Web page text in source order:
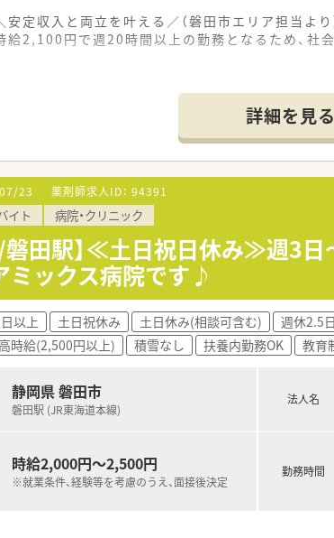
安定収入と両立を叶える／（磐田市エリア担当より
給2,100円で週20時間以上の勤務となるため、社
■静岡県磐田市に位置し、磐田駅から車で9分ほど
■近隣のクリニックから眼科の処方箋をメインに応
■1日の処方箋応需枚数は40枚から50枚程度と落ち
勤務実態について】
曜日と土曜日は午前のみの開局となっており、
業時間は月火水金の18時までとなっており、閉
店舗の営業時間に準じたシフト勤務となり、週
やりがい/おすすめポイント】
域にお住まいの患者様と深く関わりながら、健
給2,100円と高水準であり、週20時間以上働く
タッフ増員によるゆとりのある人員体制のなか
詳細を見る
23 薬剤師求人ID： 94391
イト 病院・クリニック
/磐田駅】≪土日祝日休み≫週3
ミックス病院です♪
以上 土日祝休み 土日休み(相談可含む) 週休2.5
高時給(2,500円以上) 積雪なし 扶養内勤務OK 教育
静岡県 磐田市
磐田駅 (JR東海道本線)
時給2,000円～2,500円
※就業条件、経験等を考慮のうえ、面接後決定
法人名
勤務時間